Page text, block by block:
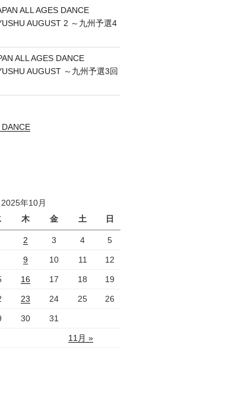
ALL AGES DANCE
AUGUST 2 ～九州予選4
ALL AGES DANCE
AUGUST ～九州予選3回
2025年10月
木 金 土 日
11月 »
2 3 4 5
9 10 11 12
16 17 18 19
23 24 25 26
30 31